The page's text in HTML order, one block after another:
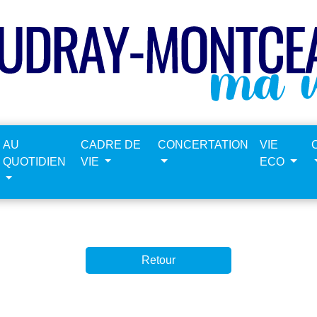
AU
QUOTIDIEN
CADRE DE
VIE
CONCERTATION
VIE
ECO
Retour